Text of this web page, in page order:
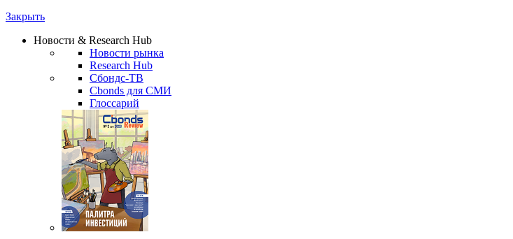
Закрыть
Новости & Research Hub
Новости рынка
Research Hub
Сбондс-ТВ
Cbonds для СМИ
Глоссарий